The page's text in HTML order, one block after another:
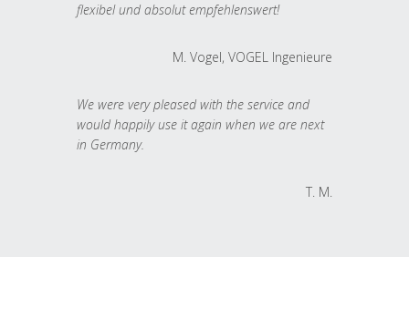
flexibel und absolut empfehlenswert!
M. Vogel, VOGEL Ingenieure
We were very pleased with the service and
would happily use it again when we are next
in Germany.
T. M.